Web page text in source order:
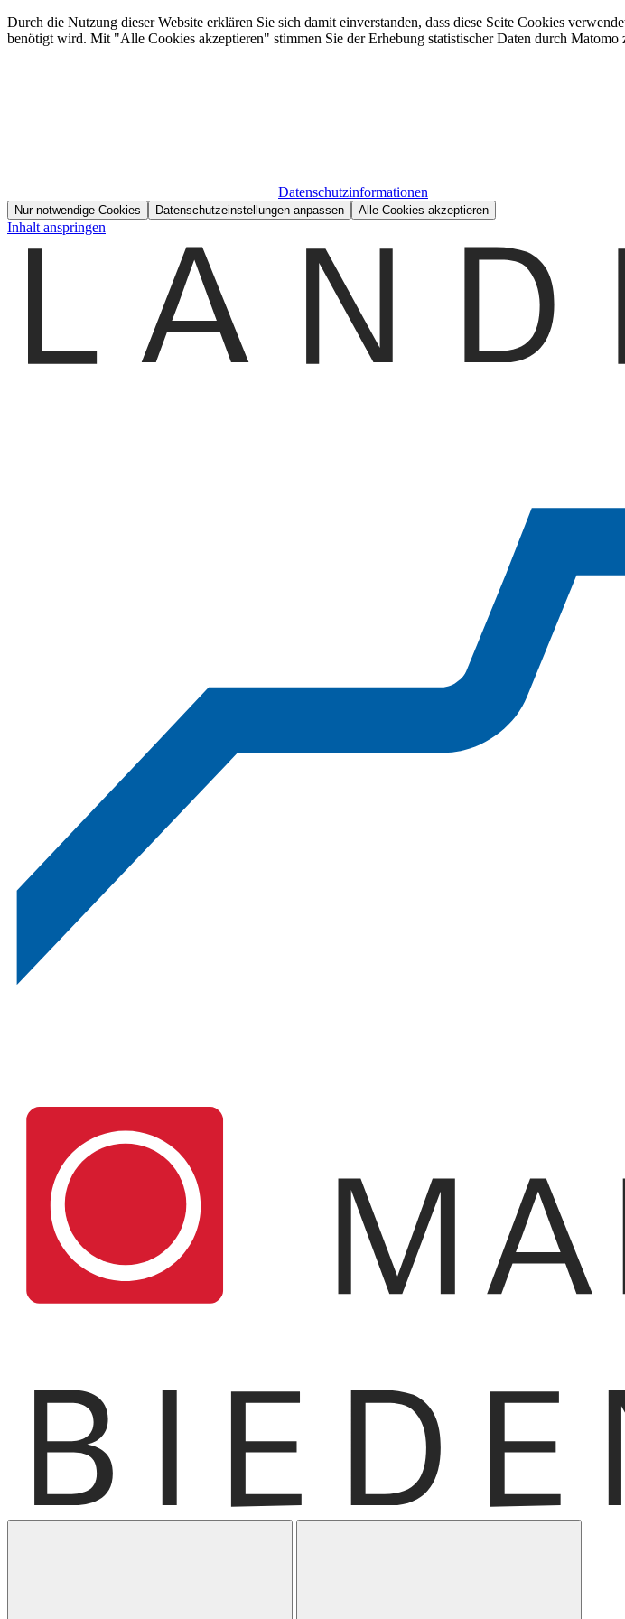
Durch die Nutzung dieser Website erklären Sie sich damit einverstanden, dass diese Seite Cookies
benötigt wird. Mit "Alle Cookies akzeptieren" stimmen Sie der Erhebung statistischer Daten durch
Datenschutzinformationen
Nur notwendige Cookies Datenschutzeinstellungen anpassen Alle Cookies akzeptieren
Inhalt anspringen